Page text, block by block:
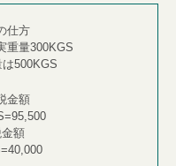
仕方
重量300KGS
500KGS
金額
額